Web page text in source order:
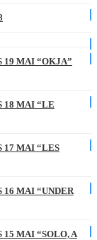
19 MAI “OKJA”
18 MAI “LE
17 MAI “LES
16 MAI “UNDER
15 MAI “SOLO, A